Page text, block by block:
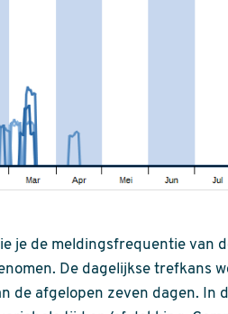
je de meldingsfrequentie van
De dagelijkse trefkans
de afgelopen zeven dagen. In